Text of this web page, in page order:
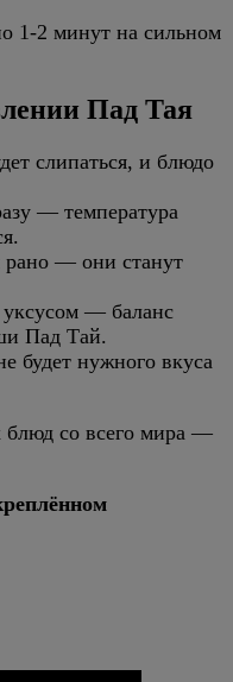
1-2 минут на сильном
Пад Тая
слипаться, и блюдо
— температура
— они станут
— баланс
Пад Тай.
будет нужного вкуса
блюд со всего мира —